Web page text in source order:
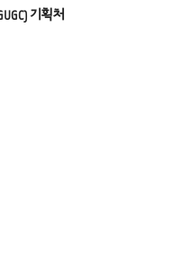
기획처